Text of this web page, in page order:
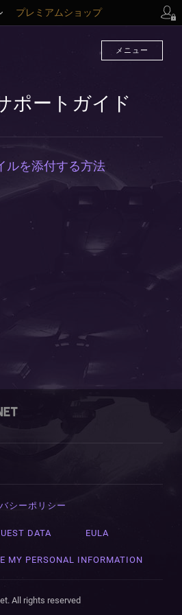
プレミアムショップ
メニュー
ポートガイド
ルを添付する方法
シーポリシー
DATA EULA
MY PERSONAL INFORMATION
All rights reserved